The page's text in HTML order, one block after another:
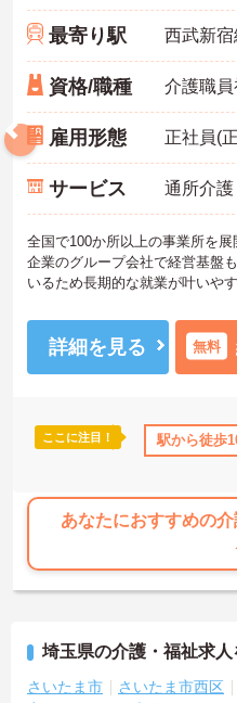
研修制度あり ボーナス・
最寄り駅
資格/職種
雇用形態 正社員(
サービス 通所介護
全国で100か所以上の事業所を
企業のグループ会社で経営基盤
いるため長期的な就業が叶いやす
クがある方も高い目標をもって
ご興味ある方には、面接対策ポ
たしますのでお気軽にご相談くだ
詳細を見る 無料
ここに注目！ 駅から徒歩
あなたにおすすめの
埼玉県の介護・福祉求
さいたま市 さいたま市西区